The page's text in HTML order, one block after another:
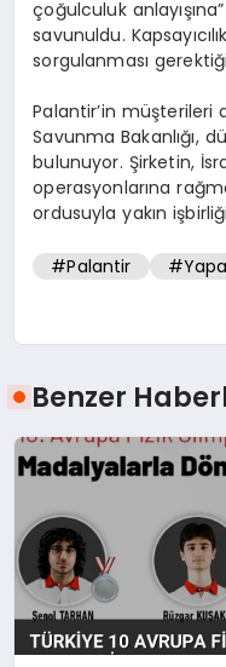
çoğulculuk
savunuldu.
sorgulanması
Palantir’in müşterileri
Savunma Bakanlığı,
bulunuyor. Şirketin,
operasyonlarına
ordusuyla yakın
#Palantir
Benzer